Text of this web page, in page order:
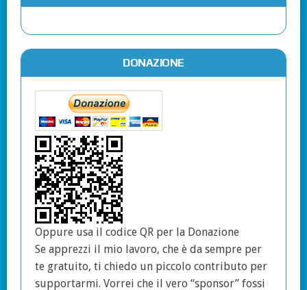
DONAZIONE
Oppure usa il codice QR per la Donazione
Se apprezzi il mio lavoro, che è da sempre per
te gratuito, ti chiedo un piccolo contributo per
supportarmi. Vorrei che il vero “sponsor” fossi